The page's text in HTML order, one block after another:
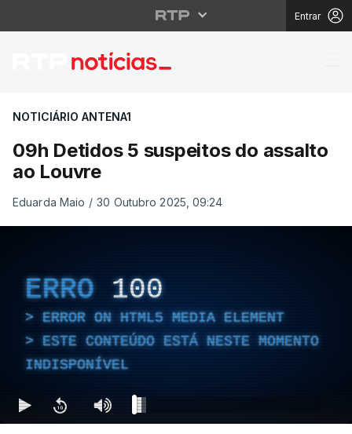
Entrar
09h Detidos 5
NOTICIÁRIO ANTENA1
09h Detidos 5 suspeitos do assalto
ao Louvre
Eduarda Maio / 30 Outubro 2025, 09:24
ERRO 100
ERROR ON HTML5 MEDIA ELEMENT
ESTE CONTEÚDO ESTÁ NESTE MOMENTO
INDISPONÍVEL